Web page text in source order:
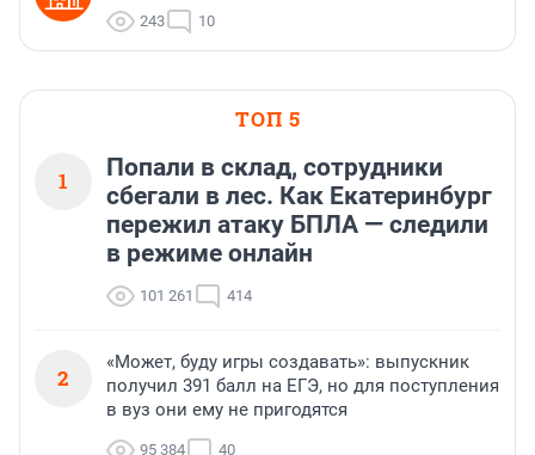
243 10
ТОП 5
1
Попали в склад, сотрудники
сбегали в лес. Как Екатеринбург
пережил атаку БПЛА — следили
в режиме онлайн
101 261 414
2
«Может, буду игры создавать»: выпускник
получил 391 балл на ЕГЭ, но для поступления
в вуз они ему не пригодятся
95 384 40